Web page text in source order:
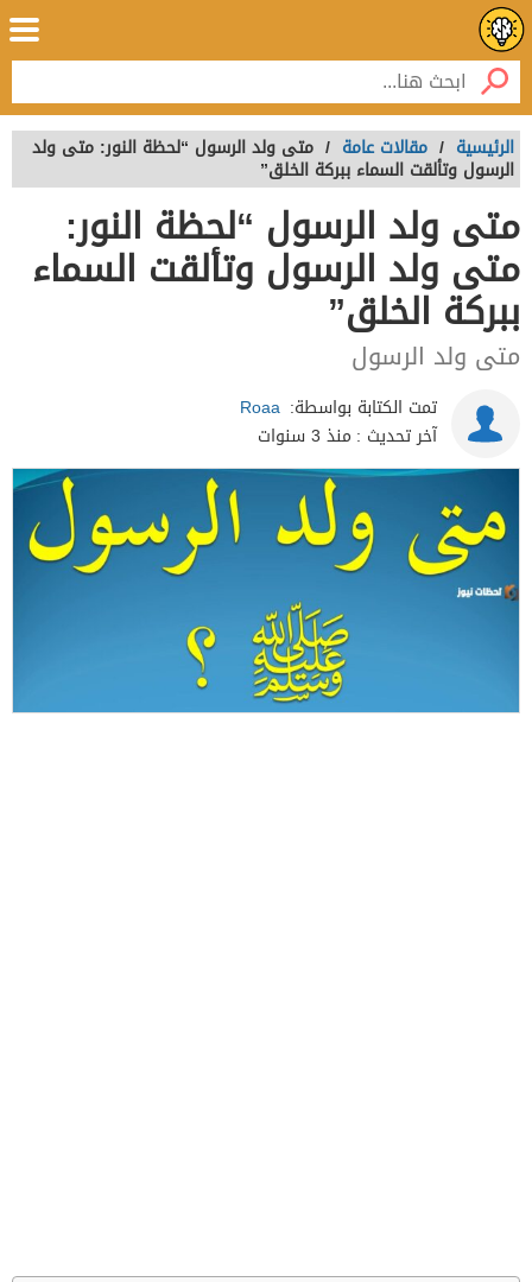
الرئيسية / مقالات عامة / متى ولد الرسول “لحظة النور: متى ولد
الرسول وتألقت السماء ببركة الخلق”
متى ولد الرسول “لحظة النور:
متى ولد الرسول وتألقت السماء
ببركة الخلق”
متى ولد الرسول
تمت الكتابة بواسطة: Roaa
آخر تحديث : منذ 3 سنوات